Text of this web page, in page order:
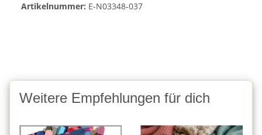
Artikelnummer: E-N03348-037
Weitere Empfehlungen für dich